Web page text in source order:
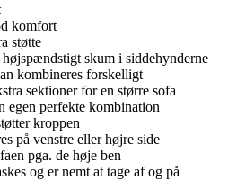
komfort
støtte
skum i siddehynderne
kombineres forskelligt
sektioner for en større sofa
egen perfekte kombination
kroppen
på venstre eller højre side
pga. de høje ben
og er nemt at tage af og på